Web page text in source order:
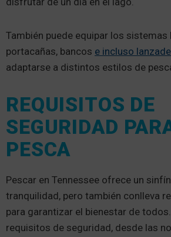
También puede equipar los sistemas
portacañas, bancos e incluso
adaptarse a distintos estilos de
REQUISITOS DE
SEGURIDAD
PESCA
Pescar en Tennessee ofrece un
tranquilidad, pero también conlleva
para garantizar el bienestar de
requisitos de seguridad, desde las